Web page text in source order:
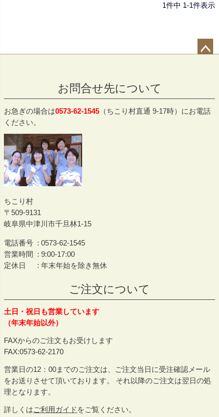
1件中 1-1件表示
へ
お問合せ先について
お急ぎの場合は0573-62-1545 （ちこり村直通 9-17時）にお電話
ください。
ちこり村
509-9131
岐阜県中津川市千旦林1-15
電話番号
0573-62-1545
営業時間
9:00-17:00
定休日
年末年始を除き無休
ご注文について
土日・祝日も営業しています
（年末年始以外）
FAXからのご注文もお受けします
FAX:0573-62-2170
営業日の12：00までのご注文は、ご注文当日に受注確認メール
をお送りさせて頂いております。 それ以降のご注文は翌日の処
理となります。
詳しくはご利用ガイド をご覧ください。